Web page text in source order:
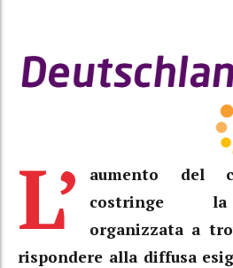
L’
aumento del
costringe la
organizzata a
rispondere alla diffusa